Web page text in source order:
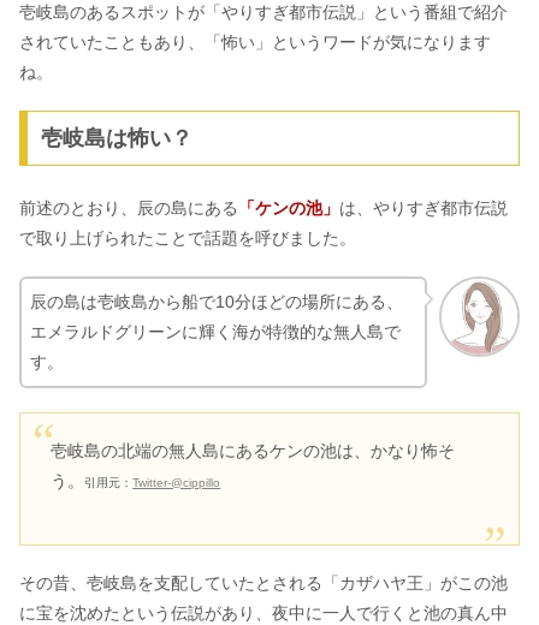
壱岐島のあるスポットが「やりすぎ都市伝説」という番組で紹介
されていたこともあり、「怖い」というワードが気になります
ね。
壱岐島は怖い？
前述のとおり、辰の島にある 「ケンの池」 は、やりすぎ都市伝説
で取り上げられたことで話題を呼びました。
辰の島は壱岐島から船で10分ほどの場所にある、
エメラルドグリーンに輝く海が特徴的な無人島で
す。
壱岐島の北端の無人島にあるケンの池は、かなり怖そ
う。
引用元：Twitter-@cippillo
その昔、壱岐島を支配していたとされる「カザハヤ王」がこの池
に宝を沈めたという伝説があり、夜中に一人で行くと池の真ん中